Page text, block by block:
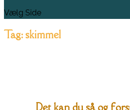
Vælg Side
Tag:skimmel
Det kan du så og